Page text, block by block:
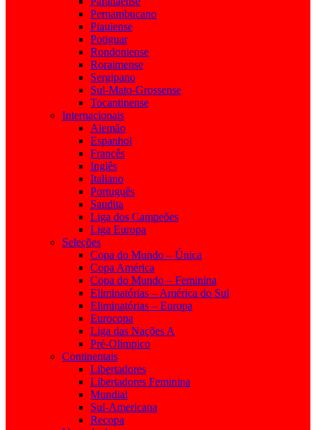
Pernambucano
Piauiense
Potiguar
Rondoniense
Roraimense
Sergipano
Sul-Mato-Grossense
Tocantinense
Internacionais
Alemão
Espanhol
Francês
Inglês
Italiano
Português
Saudita
Liga dos Campeões
Liga Europa
Seleções
Copa do Mundo – Única
Copa América
Copa do Mundo – Feminina
Eliminatórias – América do Sul
Eliminatórias – Europa
Eurocopa
Liga das Nações A
Pré-Olímpico
Continentais
Libertadores
Libertadores Feminina
Mundial
Sul-Americana
Recopa